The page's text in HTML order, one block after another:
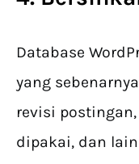
Database
yang
revisi
dipakai, dan